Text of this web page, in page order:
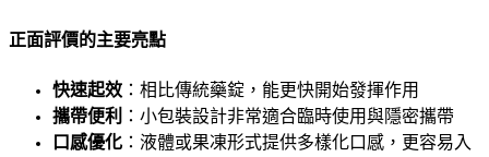
正面評價的主要亮點
快速起效 ：相比傳統藥錠，能更快開始發揮作用
攜帶便利
：小包裝設計非常適合臨時使用與隱密攜帶
口感優化 ：液體或果凍形式提供多樣化口感，更容易入